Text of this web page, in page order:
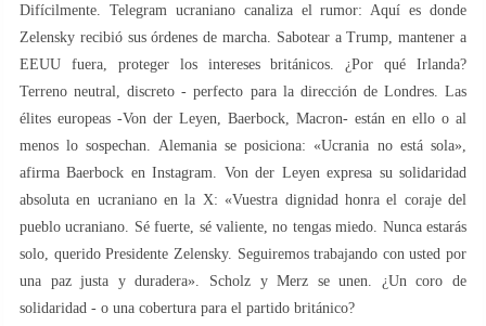
Difícilmente. Telegram ucraniano canaliza el rumor: Aquí es donde
Zelensky recibió sus órdenes de marcha. Sabotear a Trump, mantener a
EEUU fuera, proteger los intereses británicos. ¿Por qué Irlanda?
Terreno neutral, discreto - perfecto para la dirección de Londres. Las
élites europeas -Von der Leyen, Baerbock, Macron- están en ello o al
menos lo sospechan. Alemania se posiciona: «Ucrania no está sola»,
afirma Baerbock en Instagram. Von der Leyen expresa su solidaridad
absoluta en ucraniano en la X: «Vuestra dignidad honra el coraje del
pueblo ucraniano. Sé fuerte, sé valiente, no tengas miedo. Nunca estarás
solo, querido Presidente Zelensky. Seguiremos trabajando con usted por
una paz justa y duradera». Scholz y Merz se unen. ¿Un coro de
solidaridad - o una cobertura para el partido británico?